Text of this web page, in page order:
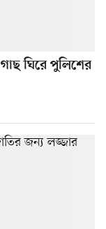
ঘিরে পুলিশের